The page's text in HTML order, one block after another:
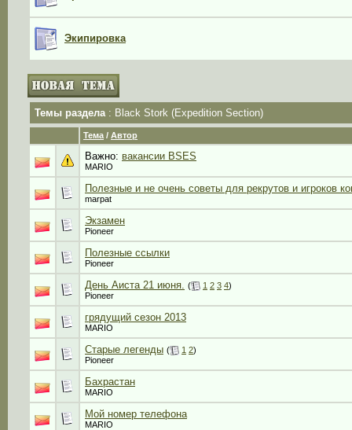
Экипировка
Темы раздела: Black Stork (Expedition Section)
Тема / Автор
Важно: вакансии BSES
MARIO
Полезные и не очень советы для рекрутов и игроков
marpat
Экзамен
Pioneer
Полезные ссылки
Pioneer
День Аиста 21 июня. ( 1 2 3 4)
Pioneer
грядущий сезон 2013
MARIO
Старые легенды ( 1 2)
Pioneer
Бахрастан
MARIO
Мой номер телефона
MARIO